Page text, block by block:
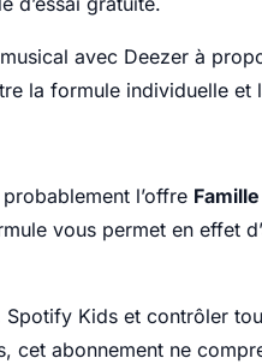
avec Deezer à
la formule individuelle et
l’offre Famille
vous permet en effet
Kids et contrôler
cet abonnement ne